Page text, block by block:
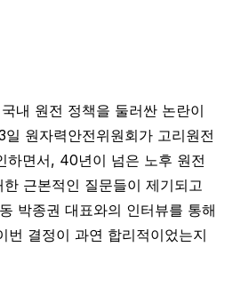
내 원전 정책을 둘러싼 논란이
일 원자력안전위원회가 고리원전
하면서, 40년이 넘은 노후 원전
근본적인 질문들이 제기되고
박종권 대표와의 인터뷰를 통해
번 결정이 과연 합리적이었는지